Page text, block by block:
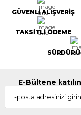
GÜVENLİ ALIŞVERİŞ
TAKSİTLİ ÖDEME
E-Bültene